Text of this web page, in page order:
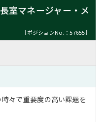
室マネージャー・メ
［ポジションNo.：57655］
々で重要度の高い課題を